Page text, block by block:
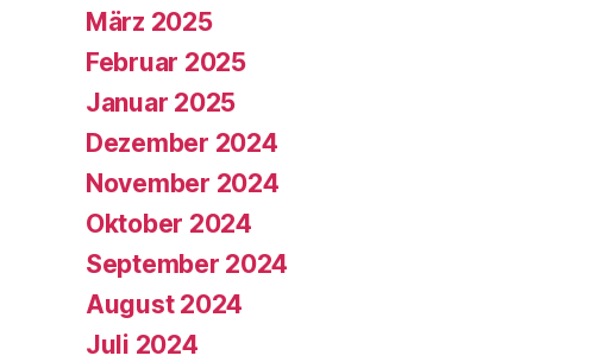
März 2025
Februar 2025
Januar 2025
Dezember 2024
November 2024
Oktober 2024
September 2024
August 2024
Juli 2024